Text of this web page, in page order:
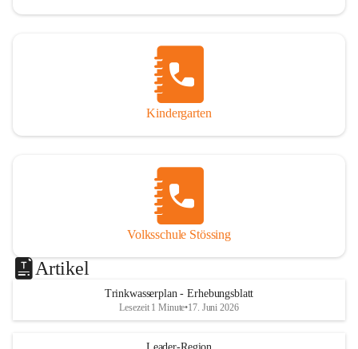
Kindergarten
Volksschule Stössing
Artikel
Trinkwasserplan - Erhebungsblatt
Lesezeit 1 Minute•17. Juni 2026